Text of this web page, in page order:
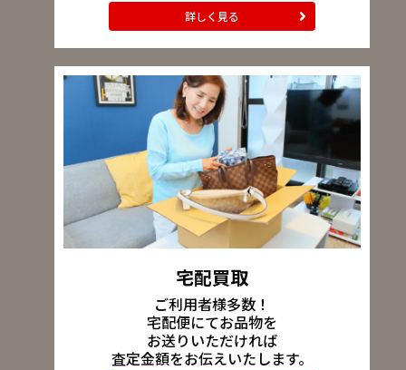
詳しく見る
宅配買取
ご利用者様多数！
宅配便にてお品物を
お送りいただければ
査定金額をお伝えいたします。